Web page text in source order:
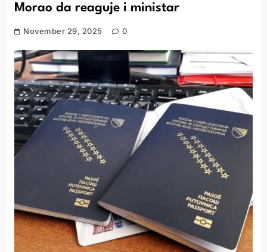
Morao da reaguje i ministar
November 29, 2025 0